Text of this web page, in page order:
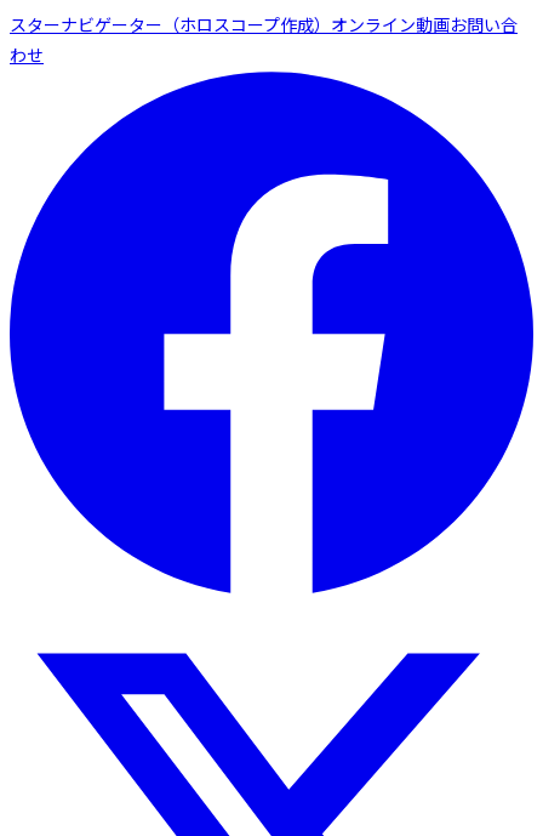
スターナビゲーター（ホロスコープ作成） オンライン動画お問い合
わせ